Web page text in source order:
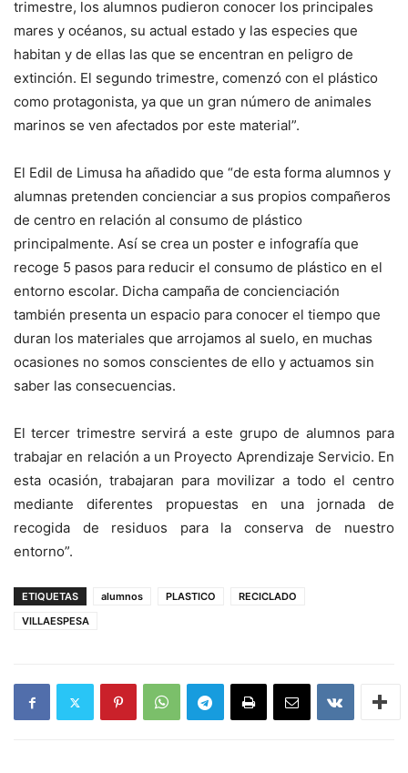
trimestre, los alumnos pudieron conocer los principales
mares y océanos, su actual estado y las especies que
habitan y de ellas las que se encentran en peligro de
extinción. El segundo trimestre, comenzó con el plástico
como protagonista, ya que un gran número de animales
marinos se ven afectados por este material”.
El Edil de Limusa ha añadido que “de esta forma alumnos y
alumnas pretenden concienciar a sus propios compañeros
de centro en relación al consumo de plástico
principalmente. Así se crea un poster e infografía que
recoge 5 pasos para reducir el consumo de plástico en el
entorno escolar. Dicha campaña de concienciación
también presenta un espacio para conocer el tiempo que
duran los materiales que arrojamos al suelo, en muchas
ocasiones no somos conscientes de ello y actuamos sin
saber las consecuencias.
El tercer trimestre servirá a este grupo de alumnos para
trabajar en relación a un Proyecto Aprendizaje Servicio. En
esta ocasión, trabajaran para movilizar a todo el centro
mediante diferentes propuestas en una jornada de
recogida de residuos para la conserva de nuestro
entorno”.
ETIQUETAS alumnos PLASTICO
RECICLADO
VILLAESPESA